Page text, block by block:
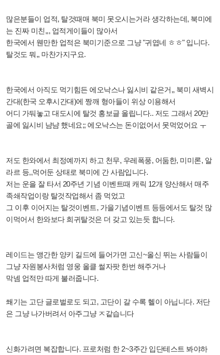
많은분들이 업적, 탈것때매 북미 못오시는거라 생각하는데, 북미에
는 진짜 미친,,, 업적게이들이 많아서
한국에서 웬만한 업적은 북미기준으로 그냥 "귀엽네 ㅎㅎ" 입니다.
탈것도 뭐,, 마찬가지구요.
한국에서 아직도 먹기힘든 에오낙스나 잃시비 같은거,, 북미 새벽시
간대(한국 오후시간대)에 짱깨 형아들이 위상 이용해서
어디 가둬놓고 대도시에 탈것 홍보글 올립니다.. 저도 그래서 20만
골에 잃시비 냠냠 했네요;; 에오낙스는 돈이없어서 못먹었어요 ㅜ
저도 한와에서 최정예까지 하고 천무, 우레폭풍, 어둠한, 미미론, 알
라르 등,,먹어둔 상태로 북미에 간 사람입니다.
저는 운을 잘 타서 20주년 기념 이벤트때 캐릭 12개 양산해서 매주
족쇄작업이랑 탈것작업해서 좀 먹었고
그 이후 이어지는 탈것이벤트, 가을기념이벤트 등등에서도 탈것 많
이먹어서 한와보다 희귀탈것은 더 갖고 있는듯 합니다.
레이드는 앵간한 양키 길드에 들어가면 고신~올신 뛰는 사람들이
그냥 자원봉사처럼 영웅 올클 썰자팟 한번 해주거나
막넴 업적만 따게 불러줍니다.
쐐기는 고단 글로벌로도 되고, 고단이 갈 수록 헬이 아닙니다. 저단
은 그냥 나가버려서 아주그냥 ㅈ같습니다
신화가려면 복잡합니다. 프로처럼 한 2~3주간 입단테스트 봐야하